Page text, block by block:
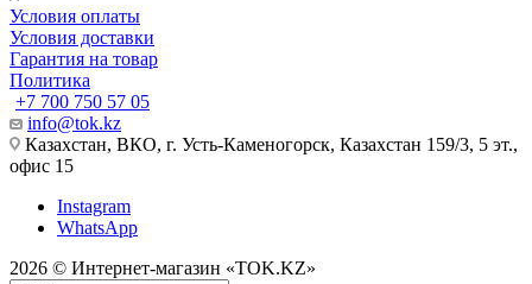
Условия оплаты
Условия доставки
Гарантия на товар
Политика
+7 700 750 57 05
info@tok.kz
Казахстан, ВКО, г. Усть-Каменогорск, Казахстан 159/3, 5 эт.,
офис 15
Instagram
WhatsApp
2026 © Интернет-магазин «TOK.KZ»